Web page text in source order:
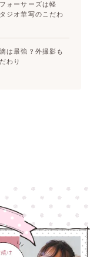
ォーサーズは軽
ジオ華写のこだわ
は最強？外撮影も
わり